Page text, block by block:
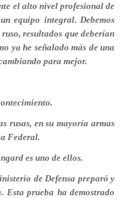
el alto nivel profesional de
equipo integral. Debemos
resultados que deberían
ya he señalado más de una
para mejor.
rusas, en su mayoría armas
Federal.
es uno de ellos.
de Defensa preparó y
Esta prueba ha demostrado